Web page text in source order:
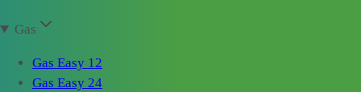
Gas
Gas Easy 12
Gas Easy 24